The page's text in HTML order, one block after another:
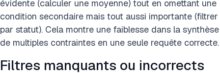
évidente (calculer une moyenne) tout en omettant une
condition secondaire mais tout aussi importante (filtrer
par statut). Cela montre une faiblesse dans la synthèse
de multiples contraintes en une seule requête correcte.
Filtres manquants ou incorrects